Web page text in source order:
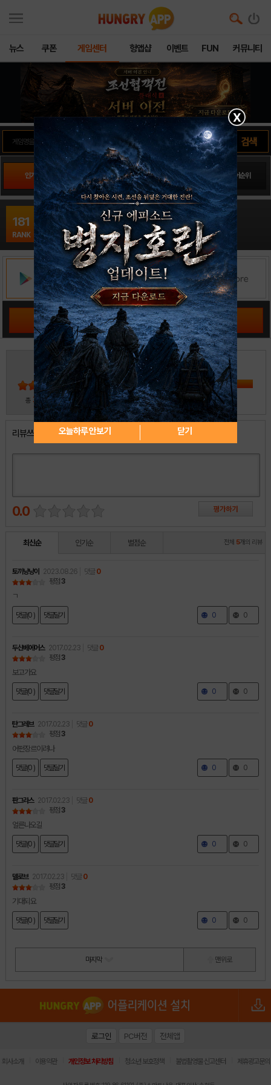
뉴스 쿠폰 게임센터 헝앱샵 이벤트 FUN 커뮤니티
인기게임 팬사이트순위 PLAY스토어순위 앱스토어순위
181
RANK
Dumb Ways To Die 3 : World Tour16
아케이드 / Metro Trains
출시일: 0000-00-00
공략 커뮤니티 바로가기
3
총 30 명 참여
리뷰쓰기
0.0
최신순 인기순 별점순 전체 5개의 리뷰
토끼냥냥이 2023.08.26 댓글 0
평점 3
ㄱ
댓글(0 ) 댓글달기 0 0
두산베에어스 2017.02.23 댓글 0
평점 3
보고가요
댓글(0 ) 댓글달기 0 0
탄그레브 2017.02.23 댓글 0
평점 3
어떤장르이려나
댓글(0 ) 댓글달기 0 0
판그라스 2017.02.23 댓글 0
평점 3
얼른나오길
댓글(0 ) 댓글달기 0 0
델로브 2017.02.23 댓글 0
평점 3
기대되요
댓글(0 ) 댓글달기 0 0
마지막 맨 위로
X
오늘하루 안보기 닫기
로그인 PC버전 전체앱
회사소개 이용약관 개인정보 처리방침 청소년 보호정책 불법촬영물 신고센터 제휴광고문의